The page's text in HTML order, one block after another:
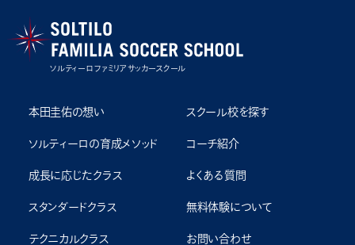
ソルティーロ ファミリア サッカースクール
本田圭佑の想い
ソルティーロの育成メソッド
成⻑に応じたクラス
スタンダードクラス
テクニカルクラス
スクール校を探す
コーチ紹介
よくある質問
無料体験について
お問い合わせ